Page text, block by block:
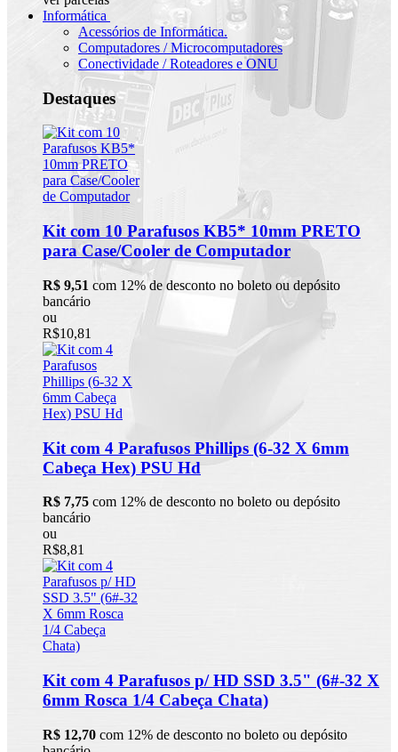
Informática
Acessórios de Informática.
Computadores / Microcomputadores
Conectividade / Roteadores e ONU
Destaques
Kit com 10 Parafusos KB5* 10mm PRETO
para Case/Cooler de Computador
R$ 9,51 com 12% de desconto no boleto ou depósito
bancário
ou
R$10,81
Kit com 4 Parafusos Phillips (6-32 X 6mm
Cabeça Hex) PSU Hd
R$ 7,75 com 12% de desconto no boleto ou depósito
bancário
ou
R$8,81
Kit com 4 Parafusos p/ HD SSD 3.5" (6#-32 X
6mm Rosca 1/4 Cabeça Chata)
R$ 12,70 com 12% de desconto no boleto ou depósito